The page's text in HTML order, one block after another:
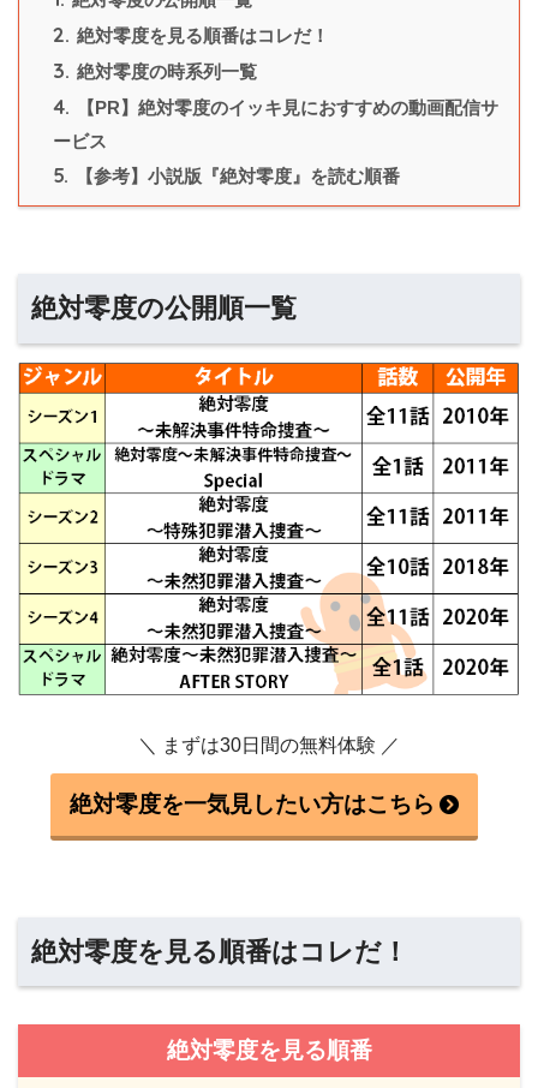
2. 絶対零度を見る順番はコレだ！
3. 絶対零度の時系列一覧
4.
【PR】絶対零度のイッキ見におすすめの動画配信サ
ービス
5. 【参考】小説版『絶対零度』を読む順番
絶対零度の公開順一覧
＼ まずは30日間の無料体験 ／
絶対零度を一気見したい方はこちら
絶対零度を見る順番はコレだ！
絶対零度を見る順番